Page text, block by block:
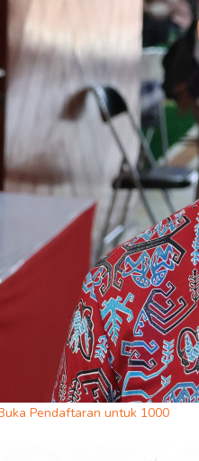
Pendaftaran untuk 1000